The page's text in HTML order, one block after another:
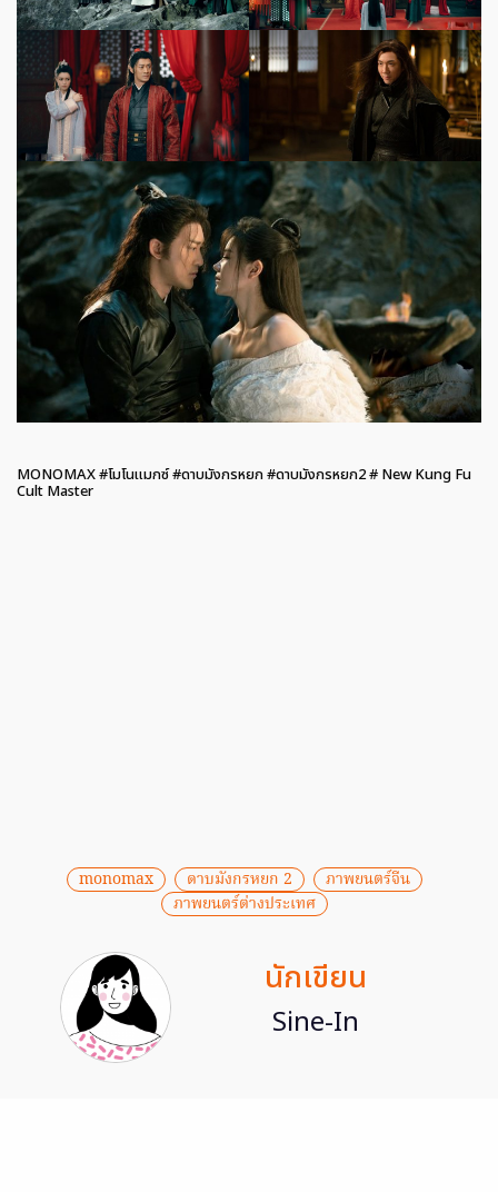
MONOMAX #โมโนแมกซ์ #ดาบมังกรหยก #ดาบมังกรหยก2 # New Kung Fu
Cult Master
monomax ดาบมังกรหยก 2
ภาพยนตร์จีน
ภาพยนตร์ต่างประเทศ
นักเขียน
Sine-In